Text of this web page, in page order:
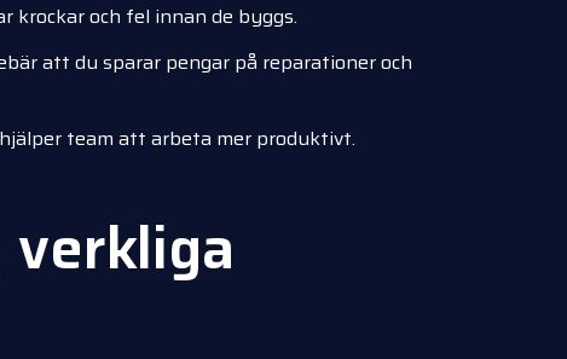
krockar och fel innan de byggs.
att du sparar pengar på reparationer och
team att arbeta mer produktivt.